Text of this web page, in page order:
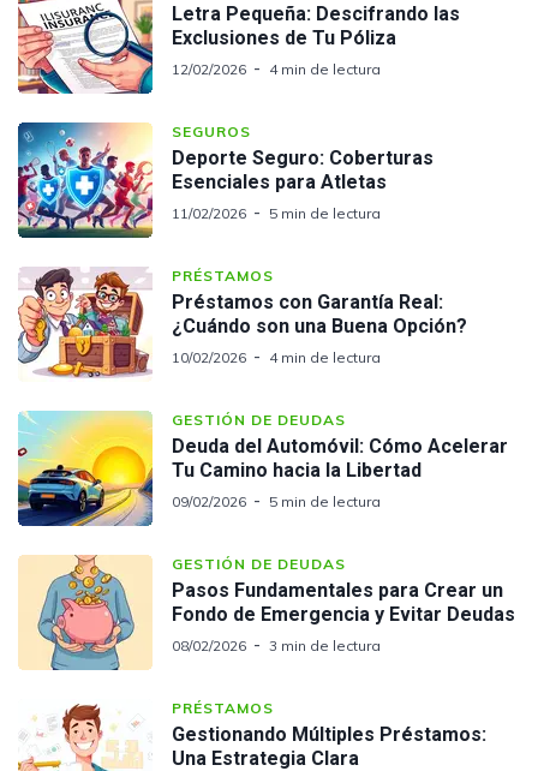
Letra Pequeña: Descifrando las
Exclusiones de Tu Póliza
12/02/2026 4 min de lectura
SEGUROS
Deporte Seguro: Coberturas
Esenciales para Atletas
11/02/2026 5 min de lectura
PRÉSTAMOS
Préstamos con Garantía Real:
¿Cuándo son una Buena Opción?
10/02/2026 4 min de lectura
GESTIÓN DE DEUDAS
Deuda del Automóvil: Cómo Acelerar
Tu Camino hacia la Libertad
09/02/2026 5 min de lectura
GESTIÓN DE DEUDAS
Pasos Fundamentales para Crear un
Fondo de Emergencia y Evitar Deudas
08/02/2026 3 min de lectura
PRÉSTAMOS
Gestionando Múltiples Préstamos:
Una Estrategia Clara